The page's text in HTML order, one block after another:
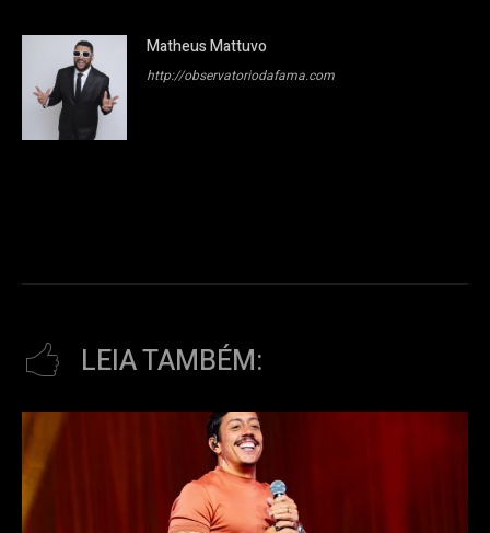
Matheus Mattuvo
http://observatoriodafama.com
LEIA TAMBÉM: